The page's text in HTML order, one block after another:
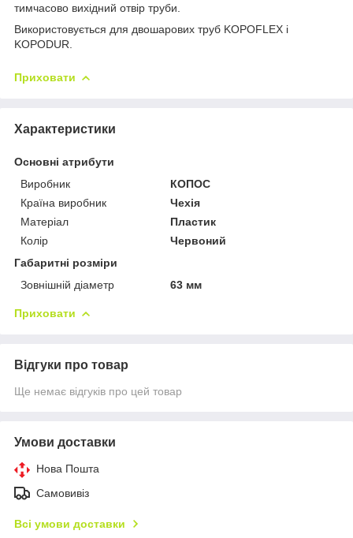
тимчасово вихідний отвір труби.
Використовується для двошарових труб KOPOFLEX і
KOPODUR.
Приховати
Характеристики
Основні атрибути
Виробник
КОПОС
Країна виробник
Чехія
Матеріал
Пластик
Колір
Червоний
Габаритні розміри
Зовнішній діаметр
63 мм
Приховати
Відгуки про товар
Ще немає відгуків про цей товар
Умови доставки
Нова Пошта
Самовивіз
Всі умови доставки